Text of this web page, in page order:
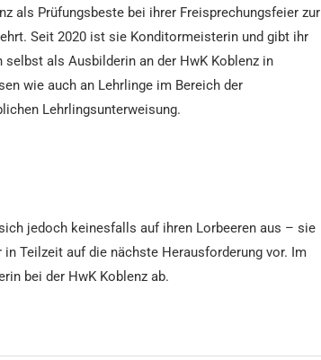
als Prüfungsbeste bei ihrer Freisprechungsfeier zur
Seit 2020 ist sie Konditormeisterin und gibt ihr
selbst als Ausbilderin an der HwK Koblenz in
wie auch an Lehrlinge im Bereich der
Lehrlingsunterweisung.
jedoch keinesfalls auf ihren Lorbeeren aus – sie
Teilzeit auf die nächste Herausforderung vor. Im
bei der HwK Koblenz ab.